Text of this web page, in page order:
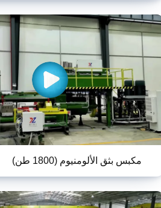
مكبس بثق الألومنيوم (1800 طن)